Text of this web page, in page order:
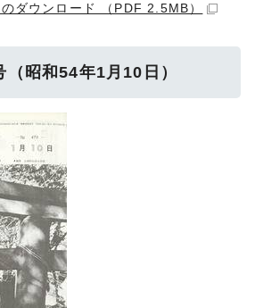
ダウンロード （PDF 2.5MB）
昭和54年1月10日）